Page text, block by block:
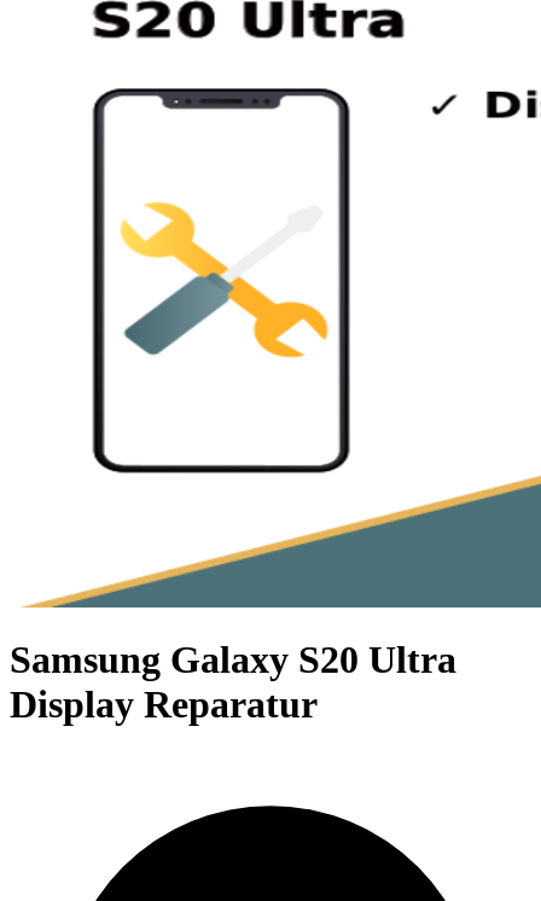
Samsung Galaxy S20 Ultra
Display Reparatur